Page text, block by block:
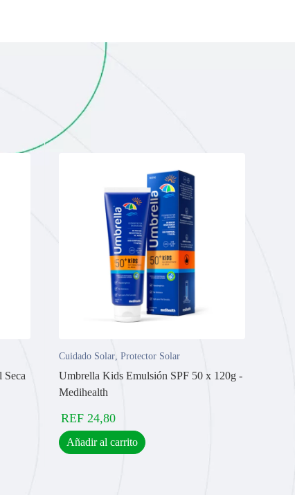
Seca
Cuidado Solar, Protector Solar
Umbrella Kids Emulsión SPF 50 x 120g -
Medihealth
REF 24,80
Añadir al carrito